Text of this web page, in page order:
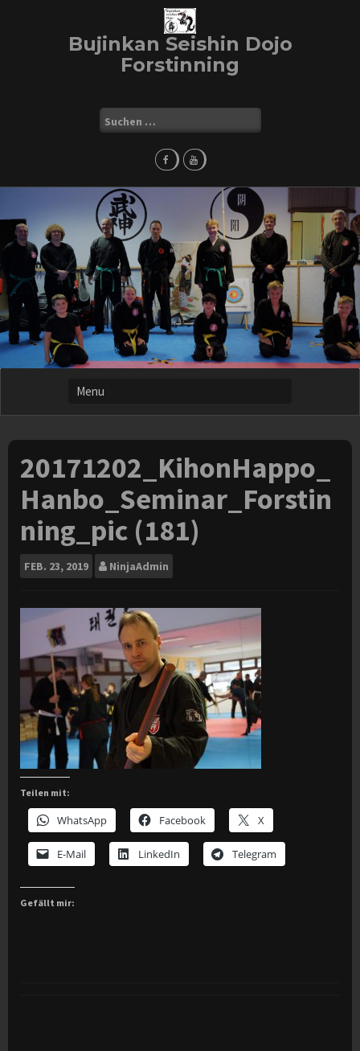
Bujinkan Seishin Dojo
Forstinning
Suchen
nach:
20171202_KihonHappo_
Hanbo_Seminar_Forstin
ning_pic (181)
FEB. 23, 2019 NinjaAdmin
Teilen mit:
WhatsApp Facebook X
E-Mail LinkedIn Telegram
Gefällt mir: